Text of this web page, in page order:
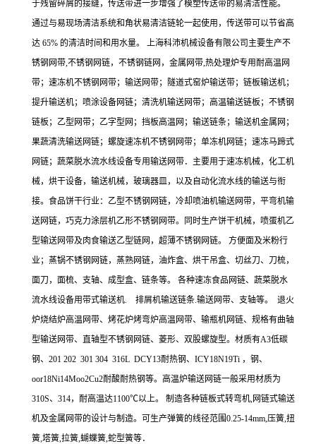
于残留碎屑的接缝，传送带进一步增强了模塑传送带的易清洁性能。
通过与易现场清洁系统和角状易清洁链轮一起使用，传送带可以节省高
达 65% 的清洁时间和用水量。 上海科沛机械设备有限公司主要生产不
锈钢网带,不锈钢网链，不锈钢链网，金属网带,热处理炉专用耐高温网
带；速冻机不锈钢网带；输送网带；隧道式窑炉输送带；链板输送机；
提升输送机；喷涂设备网链；清洗机输送网带；高温输送链板；不锈钢
链板；乙型网带；乙字型网；挡板高温网；输送链条；输送机金属网；
果蔬清洗输送网链；螺旋速冻机不锈钢网带；单冻机网链；速冻马蹄式
网链；蔬菜脱水流水线设备专用输送网带．主要用于速冻机械，化工机
械，烘干设备，输送机械，玻璃器皿，以及自动化流水线的输送与衔
接。食品饼干行业：乙型不锈钢网链，冷却喷油机输送网带，平弯机输
送网链，巧克力涂层机乙形不锈钢网带。同时生产饼干机械，喷蛋机乙
型输送网带及肉食输送乙型链网，超薄不锈钢网链。 方便面及米粉行
业；蒸锅不锈钢网链，蒸熟网链，油炸盒、烘干吊盒、切丝刀、刀梳，
面刀，面梳、支轴、成型盒、链条等。 各种速冻食品网链、蔬菜脱水
流水线设备用带式输送机. 排屑机输送链条.输送网带、支轴等。 退火
炉烧结炉高温网带、烤花炉烤弯炉高温网带、输瓶机网链、规格有曲轴
型输送网带、直轴型不锈钢网链、菱形、双股螺旋型。材质有A3低碳
钢、201 202 301 304 316L DCY13耐热钢、ICY18N19Ti ，钢、
oor18Ni14Moo2Cu2耐酸耐热钢等。高温炉输送网链一般采用材质为
310S、314，耐高温达1100℃以上。 制造各种链板式转弯机,网链式输送
机及金属网带的设计与制造。可生产弹簧的线径范围0.25-14mm,压簧,扭
簧,塔簧,拉簧,蝴蝶簧,蛇型簧等．